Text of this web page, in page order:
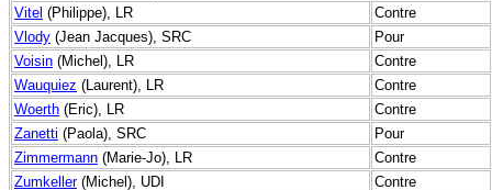
Vitel (Philippe), LR
Contre
Vlody (Jean Jacques), SRC
Pour
Voisin (Michel), LR
Contre
Wauquiez (Laurent), LR
Contre
Woerth (Eric), LR
Contre
Zanetti (Paola), SRC
Pour
Zimmermann (Marie-Jo), LR
Contre
Zumkeller(Michel), UDI Contre